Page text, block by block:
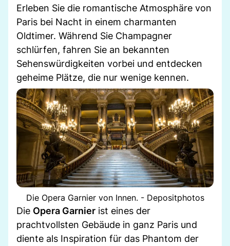
Erleben Sie die romantische Atmosphäre von
Paris bei Nacht in einem charmanten
Oldtimer. Während Sie Champagner
schlürfen, fahren Sie an bekannten
Sehenswürdigkeiten vorbei und entdecken
geheime Plätze, die nur wenige kennen.
Die Opera Garnier von Innen. - Depositphotos
Die Opera Garnier ist eines der
prachtvollsten Gebäude in ganz Paris und
diente als Inspiration für das Phantom der